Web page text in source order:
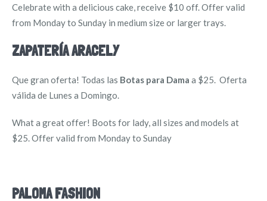
Celebrate with a delicious cake, receive $10 off. Offer valid
from Monday to Sunday in medium size or larger trays.
ZAPATERÍA ARACELY
Que gran oferta! Todas las Botas para Dama a $25. Oferta
válida de Lunes a Domingo.
What a great offer! Boots for lady, all sizes and models at
$25. Offer valid from Monday to Sunday
PALOMA FASHION